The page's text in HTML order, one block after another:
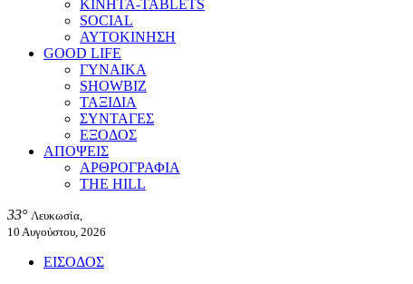
ΚΙΝΗΤΑ-TABLETS
SOCIAL
ΑΥΤΟΚΙΝΗΣΗ
GOOD LIFE
ΓΥΝΑΙΚΑ
SHOWBIZ
ΤΑΞΙΔΙΑ
ΣΥΝΤΑΓΕΣ
ΕΞΟΔΟΣ
ΑΠΟΨΕΙΣ
ΑΡΘΡΟΓΡΑΦΙΑ
THE HILL
33° Λευκωσία,
10 Αυγούστου, 2026
ΕΙΣΟΔΟΣ